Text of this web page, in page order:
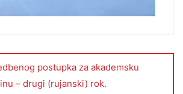
postupka za akademsku
– drugi (rujanski) rok.